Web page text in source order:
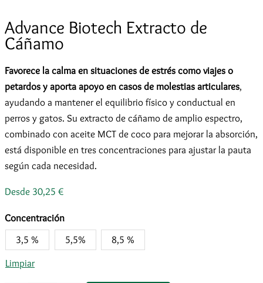
Advance Biotech Extracto de
Cáñamo
Favorece la calma en situaciones de estrés como viajes o
petardos y aporta apoyo en casos de molestias articulares,
ayudando a mantener el equilibrio físico y conductual en
perros y gatos. Su extracto de cáñamo de amplio espectro,
combinado con aceite MCT de coco para mejorar la absorción,
está disponible en tres concentraciones para ajustar la pauta
según cada necesidad.
Desde 30,25 €
Concentración
3,5 %
5,5%
8,5 %
Limpiar